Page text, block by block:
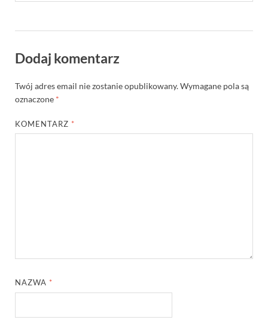
Dodaj komentarz
Twój adres email nie zostanie opublikowany.Wymagane pola są
oznaczone *
KOMENTARZ *
NAZWA *